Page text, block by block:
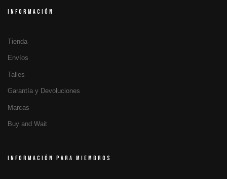
INFORMACIÓN
Tienda
Envíos
Talles
Garantía y Devoluciones
Marcas
Buy and Wait
INFORMACIÓN PARA MIEMBROS